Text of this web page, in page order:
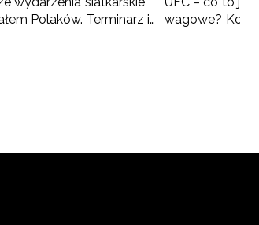
Polaków. Terminarz i
wagowe?